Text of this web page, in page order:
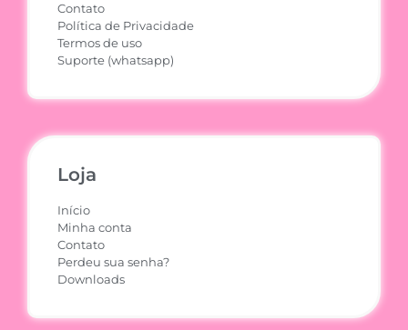
Contato
Política de Privacidade
Termos de uso
Suporte (whatsapp)
Loja
Início
Minha conta
Contato
Perdeu sua senha?
Downloads